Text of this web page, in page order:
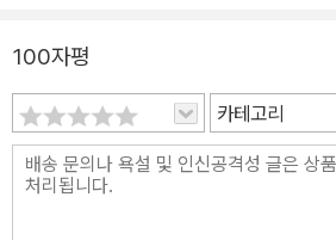
고 싶은 고민이 있다. 그러나 오늘날 어린
진심어린 소통을 할 수 있는 대상이 부족하
말 못 했던 속마음을 '전천당'의 주인 베니
이 모습은 마치 소통과 공감의 대상을 갈구
과 상당 겹친다. 《이상한 과자 가게 전천당
어 본 한국 독자들의 반응 가운데 ‘진짜 이
100자평
카테고리